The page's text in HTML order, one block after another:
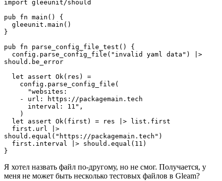
import gleeunit/should
pub fn main() {
  gleeunit.main()
}
pub fn parse_config_file_test() {
should.be_error
  let assert Ok(res) =
    config.parse_config_file(
      "websites:
    - url: https://packagemain.tech
      interval: 11",
    )
  let assert Ok(first) = res |> list.first
should.equal("https://packagemain.tech")
  first.interval |> should.equal(11)
}
Я хотел назвать файл по-другому, но не смог. Получается, у
меня не может быть несколько тестовых файлов в Gleam?